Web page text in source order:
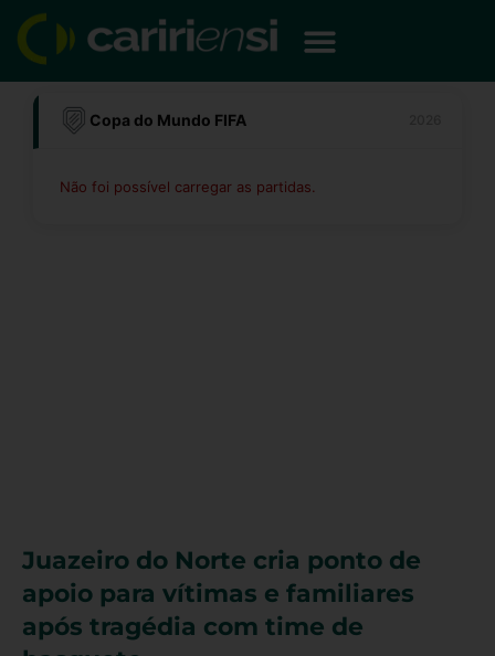
para
conteúdo
Copa do Mundo FIFA
Não foi possível carregar as partidas.
Juazeiro do Norte cria ponto de
apoio para vítimas e familiares
após tragédia com time de